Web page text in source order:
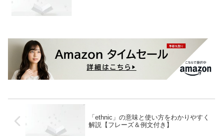
「ethnic」の意味と使い方をわかりやすく
解説【フレーズ＆例文付き】